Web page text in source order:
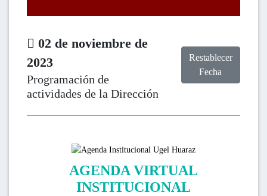
02 de noviembre de
2023
Programación de
actividades de la Dirección
Restablecer
Fecha
AGENDA VIRTUAL
INSTITUCIONAL